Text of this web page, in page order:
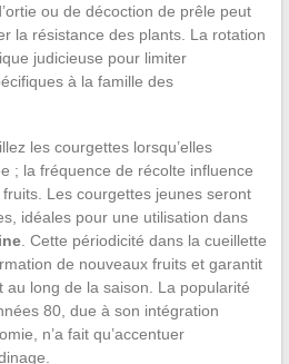
ou de décoction de prêle peut
la résistance des plants. La rotation
judicieuse pour limiter
à la famille des
les courgettes lorsqu’elles
; la fréquence de récolte influence
Les courgettes jeunes seront
idéales pour une utilisation dans
. Cette périodicité dans la cueillette
de nouveaux fruits et garantit
au long de la saison. La popularité
80, due à son intégration
n’a fait qu’accentuer